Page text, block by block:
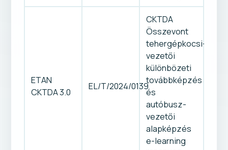
ETAN
CKTDA 3.0
EL/T/2024/0139
CKTDA
Összevont
tehergépkocsi-
vezetői
különbözeti
továbbképzés
és
autóbusz-
vezetői
alapképzés
e-learning